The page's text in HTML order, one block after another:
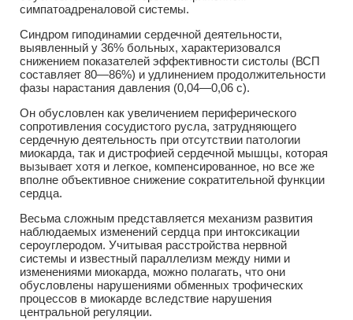
симпатоадреналовой системы.
Синдром гиподинамии сердечной деятельности,
выявленный у 36% больных, характеризовался
снижением показателей эффективности систолы (ВСП
составляет 80—86%) и удлинением продолжительности
фазы нарастания давления (0,04—0,06 с).
Он обусловлен как увеличением периферического
сопротивления сосудистого русла, затрудняющего
сердечную деятельность при отсутствии патологии
миокарда, так и дистрофией сердечной мышцы, которая
вызывает хотя и легкое, компенсированное, но все же
вполне объективное снижение сократительной функции
сердца.
Весьма сложным представляется механизм развития
наблюдаемых изменений сердца при интоксикации
сероуглеродом. Учитывая расстройства нервной
системы и известный параллелизм между ними и
изменениями миокарда, можно полагать, что они
обусловлены нарушениями обменных трофических
процессов в миокарде вследствие нарушения
центральной регуляции.